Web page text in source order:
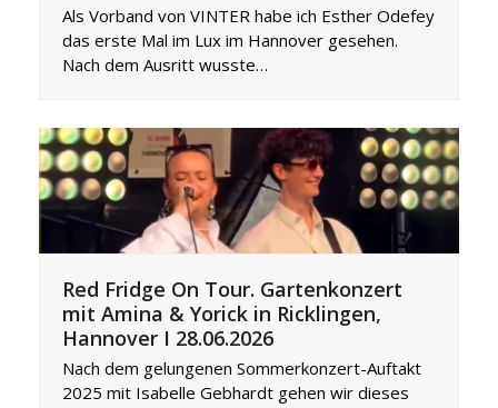
Als Vorband von VINTER habe ich Esther Odefey
das erste Mal im Lux im Hannover gesehen.
Nach dem Ausritt wusste…
Red Fridge On Tour. Gartenkonzert
mit Amina & Yorick in Ricklingen,
Hannover I 28.06.2026
Nach dem gelungenen Sommerkonzert-Auftakt
2025 mit Isabelle Gebhardt gehen wir dieses